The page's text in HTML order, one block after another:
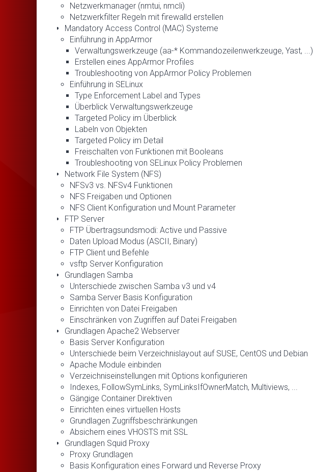
Netzwerkmanager (nmtui, nmcli)
Netzwerkfilter Regeln mit firewalld erstellen
Mandatory Access Control (MAC) Systeme
Einführung in AppArmor
Verwaltungswerkzeuge (aa-* Kommandozeilenwerkzeuge, Yast, ...)
Erstellen eines AppArmor Profiles
Troubleshooting von AppArmor Policy Problemen
Einführung in SELinux
Type Enforcement Label and Types
Überblick Verwaltungswerkzeuge
Targeted Policy im Überblick
Labeln von Objekten
Targeted Policy im Detail
Freischalten von Funktionen mit Booleans
Troubleshooting von SELinux Policy Problemen
Network File System (NFS)
NFSv3 vs. NFSv4 Funktionen
NFS Freigaben und Optionen
NFS Client Konfiguration und Mount Parameter
FTP Server
FTP Übertragsundsmodi: Active und Passive
Daten Upload Modus (ASCII, Binary)
FTP Client und Befehle
vsftp Server Konfiguration
Grundlagen Samba
Unterschiede zwischen Samba v3 und v4
Samba Server Basis Konfiguration
Einrichten von Datei Freigaben
Einschränken von Zugriffen auf Datei Freigaben
Grundlagen Apache2 Webserver
Basis Server Konfiguration
Unterschiede beim Verzeichnislayout auf SUSE, CentOS und Debian
Apache Module einbinden
Verzeichniseinstellungen mit Options konfigurieren
Indexes, FollowSymLinks, SymLinksIfOwnerMatch, Multiviews, ...
Gängige Container Direktiven
Einrichten eines virtuellen Hosts
Grundlagen Zugriffsbeschränkungen
Absichern eines VHOSTS mit SSL
Grundlagen Squid Proxy
Proxy Grundlagen
Basis Konfiguration eines Forward und Reverse Proxy